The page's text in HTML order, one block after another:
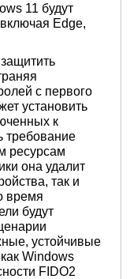
11 будут
Edge,
с первого
установить
к
требование
ресурсам
она удалит
так и
время
будут
устойчивые
Windows
FIDO2